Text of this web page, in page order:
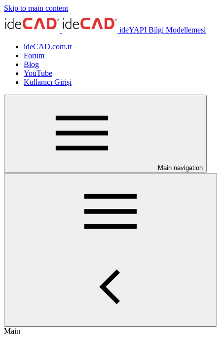
Skip to main content
ideYAPI Bilgi Modellemesi
ideCAD.com.tr
Forum
Blog
YouTube
Kullanıcı Girişi
Main navigation
Main